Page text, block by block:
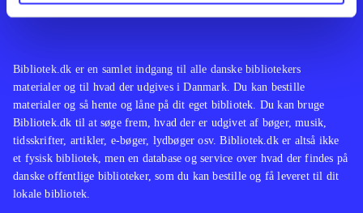
Bibliotek.dk er en samlet indgang til alle danske bibliotekers
materialer og til hvad der udgives i Danmark. Du kan bestille
materialer og så hente og låne på dit eget bibliotek. Du kan bruge
Bibliotek.dk til at søge frem, hvad der er udgivet af bøger, musik,
tidsskrifter, artikler, e-bøger, lydbøger osv. Bibliotek.dk er altså ikke
et fysisk bibliotek, men en database og service over hvad der findes på
danske offentlige biblioteker, som du kan bestille og få leveret til dit
lokale bibliotek.